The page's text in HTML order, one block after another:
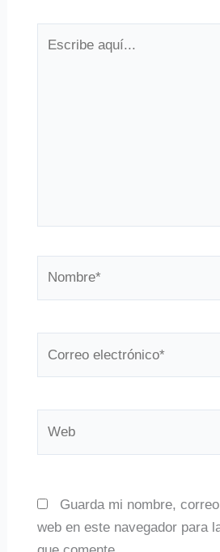
Guarda mi nombre,
web en este navegador para